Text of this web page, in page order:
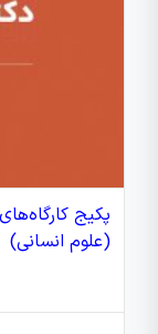
پکیج
(علوم انسانی)